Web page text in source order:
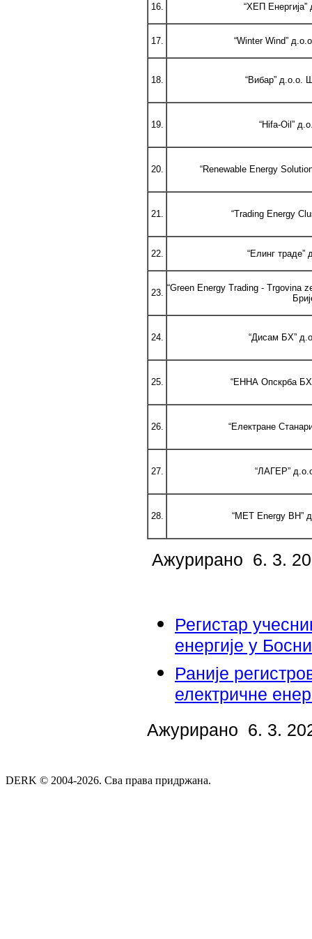
16. “ХЕП
17. “Winter Wind”
18. “Вибар” д.о.о.
19. “Hifa-Oil”
20. “Renewable Energy
21. “Trading Energy
22. “Елинг траде”
23. “Green Energy Trading - Trgovina
24. “Дисам БХ”
25. “ЕННА Опскрба
26. “Електране
27. “ЛАГЕР”
28. “MET Energy BH”
Ажурирано 6. 3.
Регистар
енергије у
Раније
електричне
Ажурирано 6. 3.
DERK © 2004-2026. Сва права придржана.